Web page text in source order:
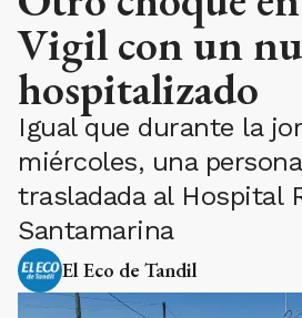
Vigil con un
hospitalizado
Igual que durante la
miércoles, una
trasladada al Hospital
Santamarina
El Eco de Tandil